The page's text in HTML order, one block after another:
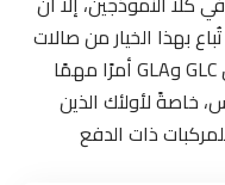
معظم سيارات GLC وGLA تُباع بهذا الخيار من صالات
العرض. لذا، يعد التمييز بين GLC وGLA أمرًا مهمًا
خاصةً لأولئك الذين
ذات الدفع